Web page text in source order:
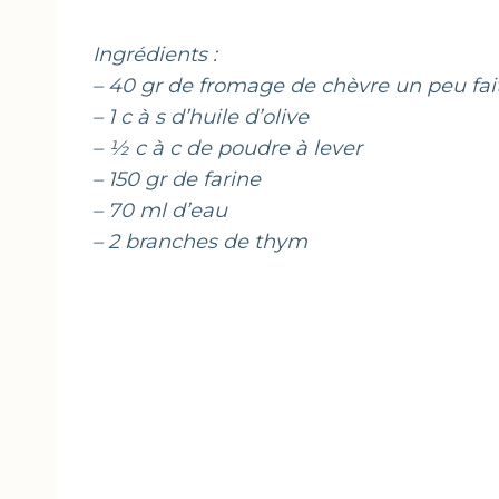
Ingrédients :
– 40 gr de fromage de chèvre un peu
– 1 c à s d’huile d’olive
– ½ c à c de poudre à lever
– 150 gr de farine
– 70 ml d’eau
– 2 branches de thym